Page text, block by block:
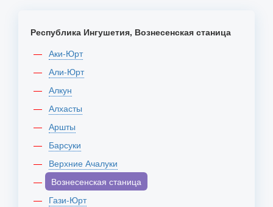
Республика Ингушетия, Вознесенская станица
Аки-Юрт
Али-Юрт
Алкун
Алхасты
Аршты
Барсуки
Верхние Ачалуки
Вознесенская станица
Гази-Юрт